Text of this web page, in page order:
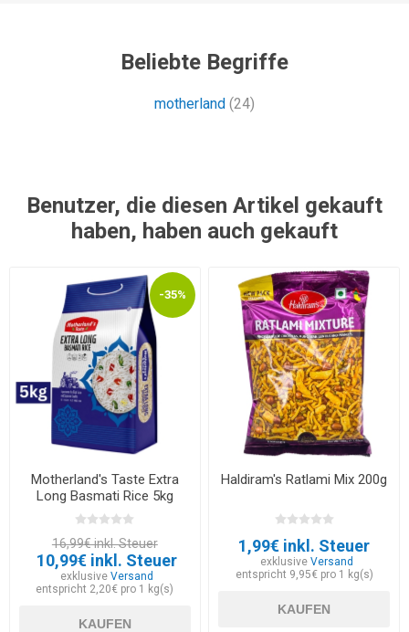
Beliebte Begriffe
motherland (24)
Benutzer, die diesen Artikel gekauft
haben, haben auch gekauft
-35%
Motherland's Taste Extra
Long Basmati Rice 5kg
16,99€ inkl. Steuer
10,99€ inkl. Steuer
exklusiveVersand
entspricht 2,20€ pro 1 kg(s)
KAUFEN
Haldiram's Ratlami Mix 200g
1,99€ inkl. Steuer
exklusive Versand
entspricht 9,95€ pro 1 kg(s)
KAUFEN